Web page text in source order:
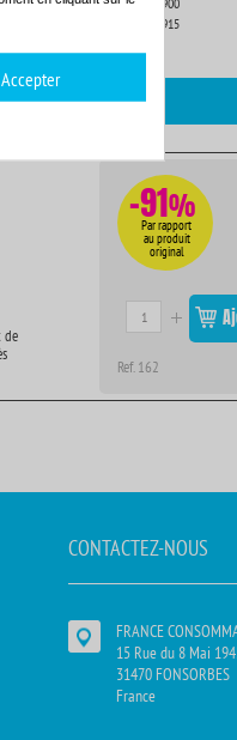
EPSON STYLUS PHOTO 915
de
-91%
Par rapport
au produit
original
Ref. 162
CONTACTEZ-NOUS
FRANCE
15 Rue du 8 Mai
31470 FONSORBES
France
Accepter